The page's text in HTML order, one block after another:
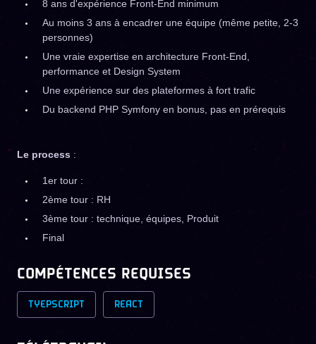
8 ans d'expérience Front-End minimum
Au moins 3 ans à encadrer une équipe (même petite, 2-3
personnes)
Une vraie expertise en architecture Front-End,
performance et Design System
Une expérience sur des plateformes à fort trafic
Du backend PHP Symfony en bonus, pas en prérequis
Le process :
1er tour :
2ème tour : RH
3ème tour : technique, équipes, Produit
Final
COMPÉTENCES REQUISES
TYEPSCRIPT REACT